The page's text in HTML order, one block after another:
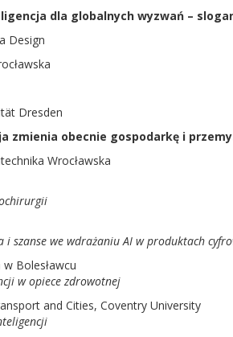
dla globalnych wyzwań –
Design
Dresden
zmienia obecnie gospodarkę i
Wrocławska
szanse we wdrażaniu AI w produktach
Bolesławcu
w opiece zdrowotnej
and Cities, Coventry University